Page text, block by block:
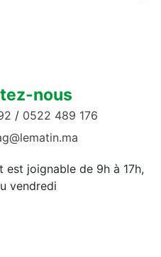
nous
/ 0522 489 176
est joignable de 9h à 17h,
vendredi